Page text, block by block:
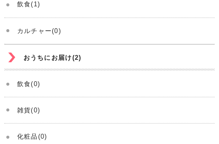
飲食(1)
カルチャー(0)
おうちにお届け(2)
飲食(0)
雑貨(0)
化粧品(0)